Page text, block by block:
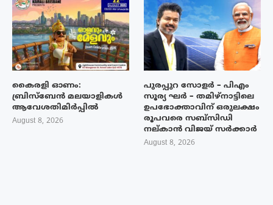
കൈരളി ഓണം:
ബ്രിസ്ബേൻ മലയാളികൾ
ആവേശതിമിർപ്പിൽ
August 8, 2026
പുരപ്പുറ സോളർ – പിഎം
സൂര്യ ഘർ – തമിഴ്നാട്ടിലെ
ഉപഭോക്താവിന് ഒരുലക്ഷം
രൂപവരെ സബ്സിഡി
നല്കാൻ വിജയ് സർക്കാർ
August 8, 2026